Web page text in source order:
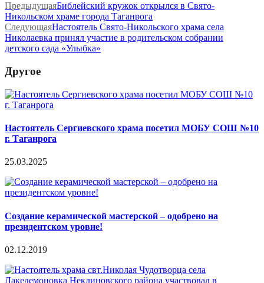
ПредыдущаяБиблейский кружок открылся в Свято-
Никольском храме города Таганрога
СледующаяНастоятель Свято-Никольского храма села
Николаевка принял участие в родительском собрании
детского сада «Улыбка»
Другое
Настоятель Сергиевского храма посетил МОБУ СОШ №10
г. Таганрога
25.03.2025
Создание керамической мастерской – одобрено на
президентском уровне!
02.12.2019